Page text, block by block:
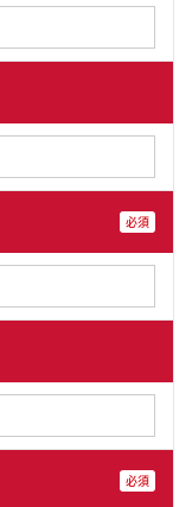
必須
必須